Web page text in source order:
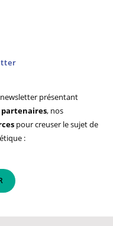
présentant
partenaires, nos
pour creuser le sujet de
: